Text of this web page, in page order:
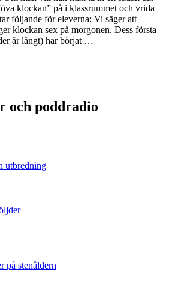
klockan” på i klassrummet och vrida
följande för eleverna: Vi säger att
klockan sex på morgonen. Dess första
år långt) har börjat …
och poddradio
utbredning
på stenåldern